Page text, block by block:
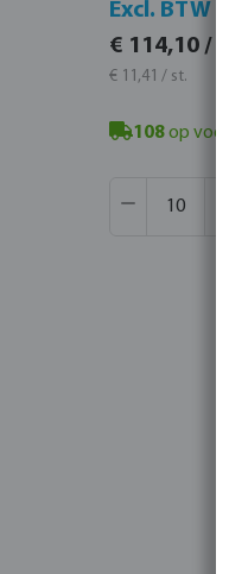
Excl. BTW
€ 114,10 /
€ 11,41 / st.
108op